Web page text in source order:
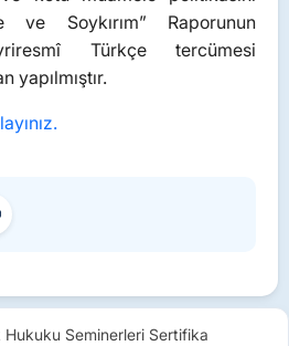
Hukuku Seminerleri Sertifika
ve Soykırım” Raporunun
Türkçe tercümesi
yapılmıştır.